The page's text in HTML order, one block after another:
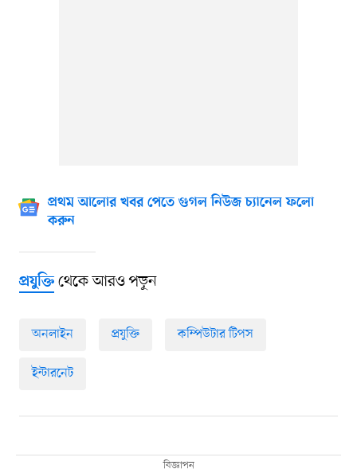
প্রথম আলোর খবর পেতে গুগল নিউজ চ্যানেল ফলো
করুন
প্রযুক্তিথেকে আরও পড়ুন
অনলাইন প্রযুক্তি কম্পিউটার টিপস
ইন্টারনেট